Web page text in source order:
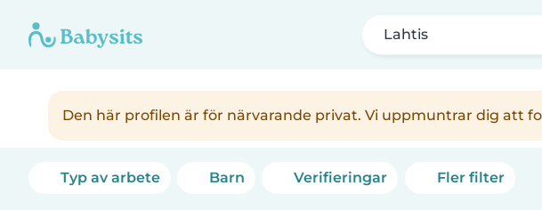
Lahtis
Den här profilen är för närvarande privat. Vi uppmuntrar dig att
Typ av arbete Barn Verifieringar Fler filter